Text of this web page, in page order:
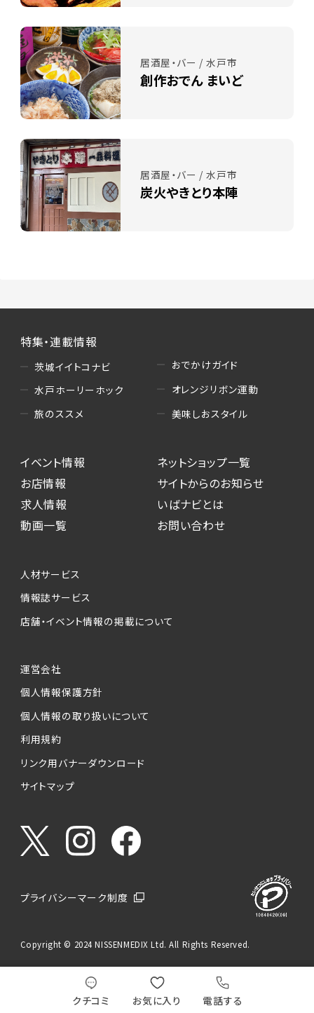
クチコミ お気に入り 電話する
居酒屋・バー / 水戸市
創作おでん まいど
居酒屋・バー / 水戸市
炭火やきとり本陣
特集・連載情報
茨城イイトコナビ
水戸ホーリーホック
旅のススメ
おでかけガイド
オレンジリボン運動
美味しおスタイル
イベント情報
お店情報
求人情報
動画一覧
ネットショップ一覧
サイトからのお知らせ
いばナビとは
お問い合わせ
人材サービス
情報誌サービス
店舗・イベント情報の掲載について
運営会社
個人情報保護方針
個人情報の取り扱いについて
利用規約
リンク用バナーダウンロード
サイトマップ
プライバシーマーク制度
Copyright © 2024 NISSENMEDIX Ltd. All Rights Reserved.